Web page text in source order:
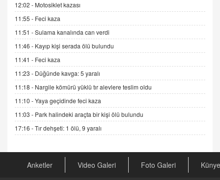
ADEM AKÖL
Esed Destekçilerinin Yüzüne Vurulan Şamar:
Sednaya
11.12.2024 12:30
DR. EKREM ASLAN
Gerçek Ne, Algı Ne? "Beraber Yürüyoruz"
Cümlesinin Peşinden
19.07.2025 12:45
GÖNÜL MENEKŞE
Şifacının Yolu
04.11.2025 12:56
AV. RÜMEYSA ÖZKALE
Kira Uyuşmazlıklarında Dava Açmadan Önce
12:02 - Motosiklet kazası
11:55 - Feci kaza
11:51 -Sulama kanalında can verdi
11:46 - Kayıp kişi serada ölü bulundu
11:41 - Feci kaza
11:23 - Düğünde kavga: 5 yaralı
11:18 - Nargile kömürü yüklü tır alevlere teslim oldu
11:10 -Yaya geçidinde feci kaza
11:03 - Park halindeki araçta bir kişi ölü bulundu
17:16 -Tır dehşeti: 1 ölü, 9 yaralı
Anketler Video Galeri Foto Galeri Künye